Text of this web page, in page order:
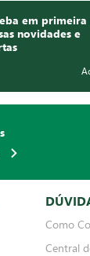
em primeira
novidades e
Como
Central